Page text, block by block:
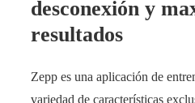
desconexión y
resultados
Zepp es una aplicación de
variedad de características